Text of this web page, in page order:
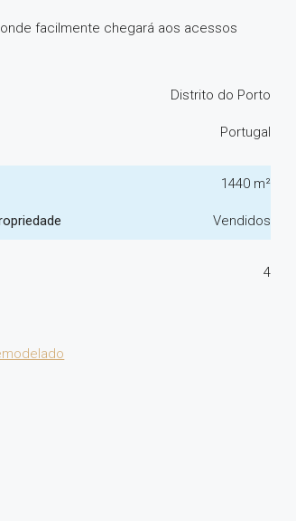
facilmente chegará aos acessos
Distrito do Porto
Portugal
1440 m²
Vendidos
4